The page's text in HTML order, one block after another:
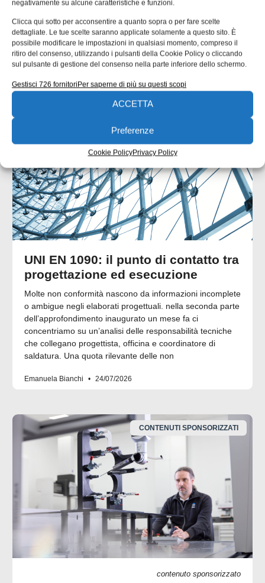
negativamente su alcune caratteristiche e funzioni.
Clicca qui sotto per acconsentire a quanto sopra o per fare scelte
dettagliate. Le tue scelte saranno applicate solamente a questo sito. È
possibile modificare le impostazioni in qualsiasi momento, compreso il
ritiro del consenso, utilizzando i pulsanti della Cookie Policy o cliccando
sul pulsante di gestione del consenso nella parte inferiore dello schermo.
Gestisci 726 fornitoriPer saperne di più su questi scopi
ACCETTA
Preferenze
Cookie PolicyPrivacy Policy
ARTICOLI CORRELATI
QUADERNI DI PROGETTAZIONE
UNI EN 1090: il punto di contatto tra
progettazione ed esecuzione
Molte non conformità nascono da informazioni incomplete
o ambigue negli elaborati progettuali. nella seconda parte
dell’approfondimento inaugurato un mese fa ci
concentriamo su un’analisi delle responsabilità tecniche
che collegano progettista, officina e coordinatore di
saldatura. Una quota rilevante delle non
Emanuela Bianchi 24/07/2026
CONTENUTI SPONSORIZZATI
contenuto sponsorizzato